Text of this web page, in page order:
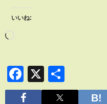
いいね:
Facebook
X
有